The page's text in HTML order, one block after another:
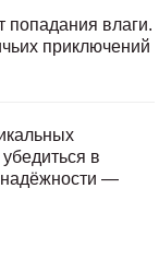
попадания влаги.
приключений
в
надёжности —